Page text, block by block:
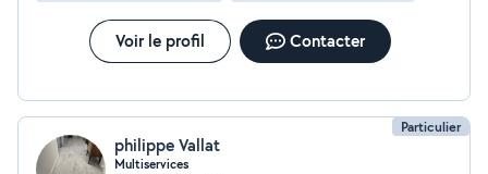
Voir le profil Contacter
Particulier
philippe Vallat
Multiservices